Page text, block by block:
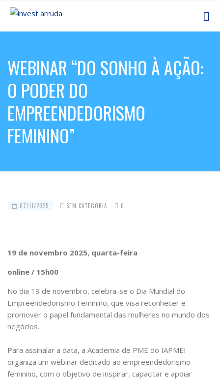
WEBINAR “DO SONHO À AÇÃO:
O PODER DO
EMPREENDEDORISMO
FEMININO”
07/11/2025 SEM CATEGORIA 0
19 de novembro 2025, quarta-feira
online / 15h00
No dia 19 de novembro, celebra-se o Dia Mundial do
Empreendedorismo Feminino, que visa reconhecer e
promover o papel fundamental das mulheres no mundo dos
negócios.
Para assinalar a data, a Academia de PME do IAPMEI
organiza um webinar dedicado ao empreendedorismo
feminino, com o objetivo de inspirar, capacitar e apoiar